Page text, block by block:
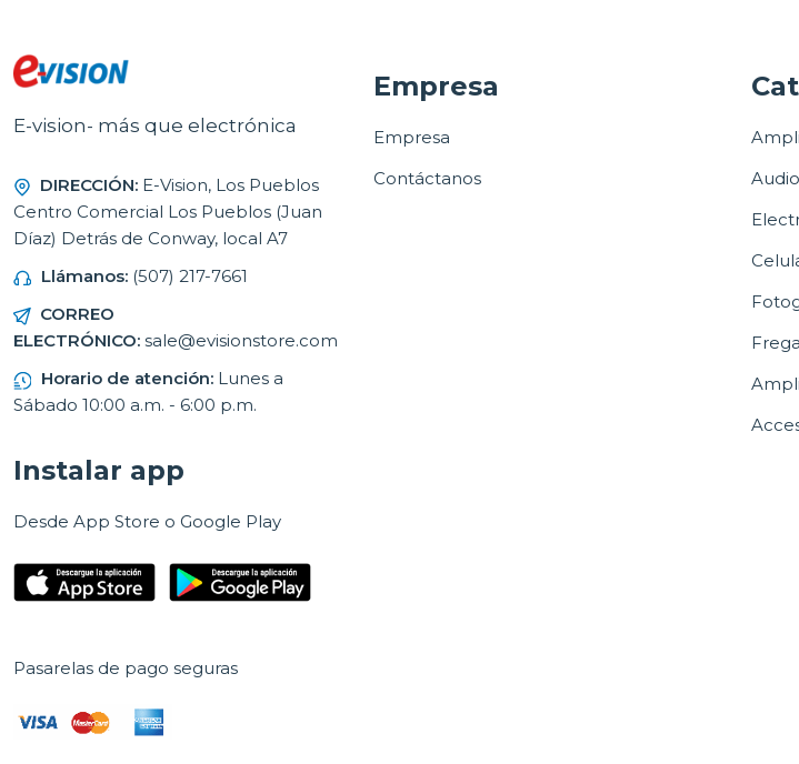
E-vision- más que electrónica
DIRECCIÓN: E-Vision, Los Pueblos
Centro Comercial Los Pueblos (Juan
Díaz) Detrás de Conway, local A7
Llámanos: (507) 217-7661
CORREO
ELECTRÓNICO: sale@evisionstore.com
Horario de atención: Lunes a
Sábado 10:00 a.m. - 6:00 p.m.
Empresa
Empresa
Contáctanos
Audio
Instalar app
Desde App Store o Google Play
Pasarelas de pago seguras